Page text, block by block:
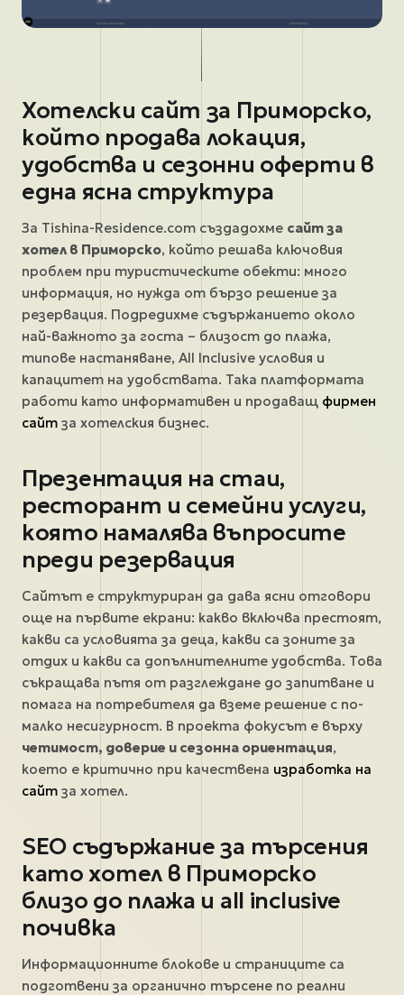
Хотелски сайт за Приморско,
който продава локация,
удобства и сезонни оферти в
една ясна структура
За Tishina-Residence.com създадохме сайт за
хотел в Приморско, който решава ключовия
проблем при туристическите обекти: много
информация, но нужда от бързо решение за
резервация. Подредихме съдържанието около
най-важното за госта – близост до плажа,
типове настаняване, All Inclusive условия и
капацитет на удобствата. Така платформата
работи като информативен и продаващ фирмен
сайт за хотелския бизнес.
Презентация на стаи,
ресторант и семейни услуги,
която намалява въпросите
преди резервация
Сайтът е структуриран да дава ясни отговори
още на първите екрани: какво включва престоят,
какви са условията за деца, какви са зоните за
отдих и какви са допълнителните удобства. Това
съкращава пътя от разглеждане до запитване и
помага на потребителя да вземе решение с по-
малко несигурност. В проекта фокусът е върху
четимост, доверие и сезонна ориентация,
което е критично при качествена изработка на
сайт за хотел.
SEO съдържание за търсения
като хотел в Приморско
близо до плажа и all inclusive
почивка
Информационните блокове и страниците са
подготвени за органично търсене по реални